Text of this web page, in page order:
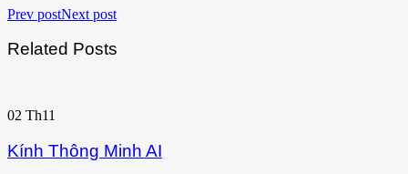
Prev postNext post
Related Posts
02 Th11
Kính Thông Minh AI